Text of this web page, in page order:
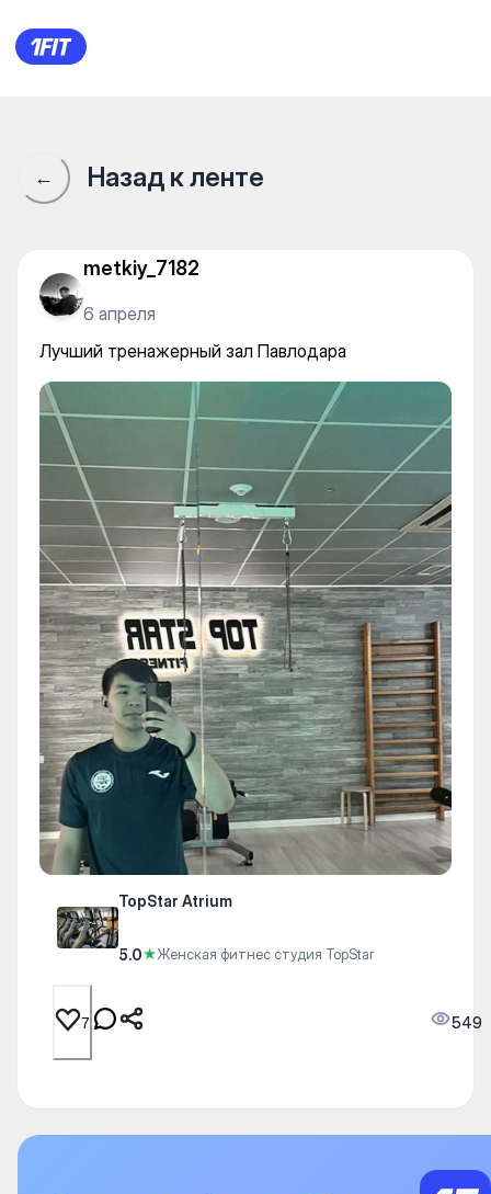
TopStar Atrium — Individual
← Назад к ленте
metkiy_7182
6 апреля
Лучший тренажерный зал Павлодара
TopStar Atrium
5.0★Женская фитнес студия TopStar
7 549